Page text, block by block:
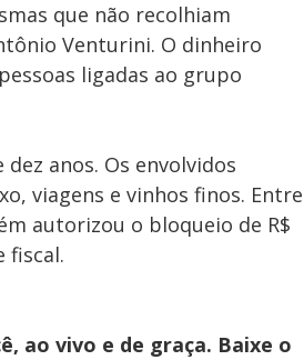
que não recolhiam
Venturini. O dinheiro
ligadas ao grupo
anos. Os envolvidos
viagens e vinhos finos. Entre
autorizou o bloqueio de R$
fiscal.
ao vivo e de graça. Baixe o